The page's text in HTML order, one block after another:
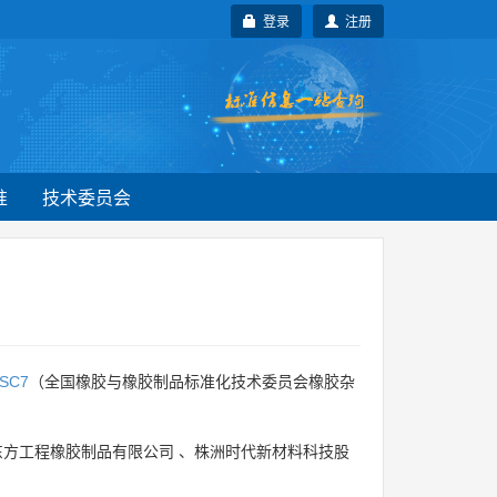
注册
登录
技术委员会
（全国橡胶与橡胶制品标准化技术委员会橡胶杂
工程橡胶制品有限公司 、 株洲时代新材料科技股